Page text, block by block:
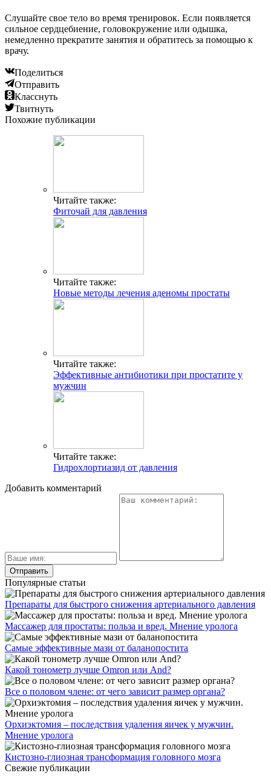
Слушайте свое тело во время тренировок. Если появляется
сильное сердцебиение, головокружение или одышка,
немедленно прекратите занятия и обратитесь за помощью к
врачу.
Поделиться
Отправить
Класснуть
Твитнуть
Похожие публикации
Читайте также:
Фиточай для давления
Читайте также:
Новые методы лечения аденомы простаты
Читайте также:
Эффективные антибиотики при простатите у
мужчин
Читайте также:
Гидрохлортиазид от давления
Добавить комментарий
Популярные статьи
Препараты для быстрого снижения артериального давления
Массажер для простаты: польза и вред. Мнение уролога
Самые эффективные мази от баланопостита
Какой тонометр лучше Omron или And?
Все о половом члене: от чего зависит размер органа?
Орхиэктомия – последствия удаления яичек у мужчин.
Мнение уролога
Кистозно-глиозная трансформация головного мозга
Свежие публикации